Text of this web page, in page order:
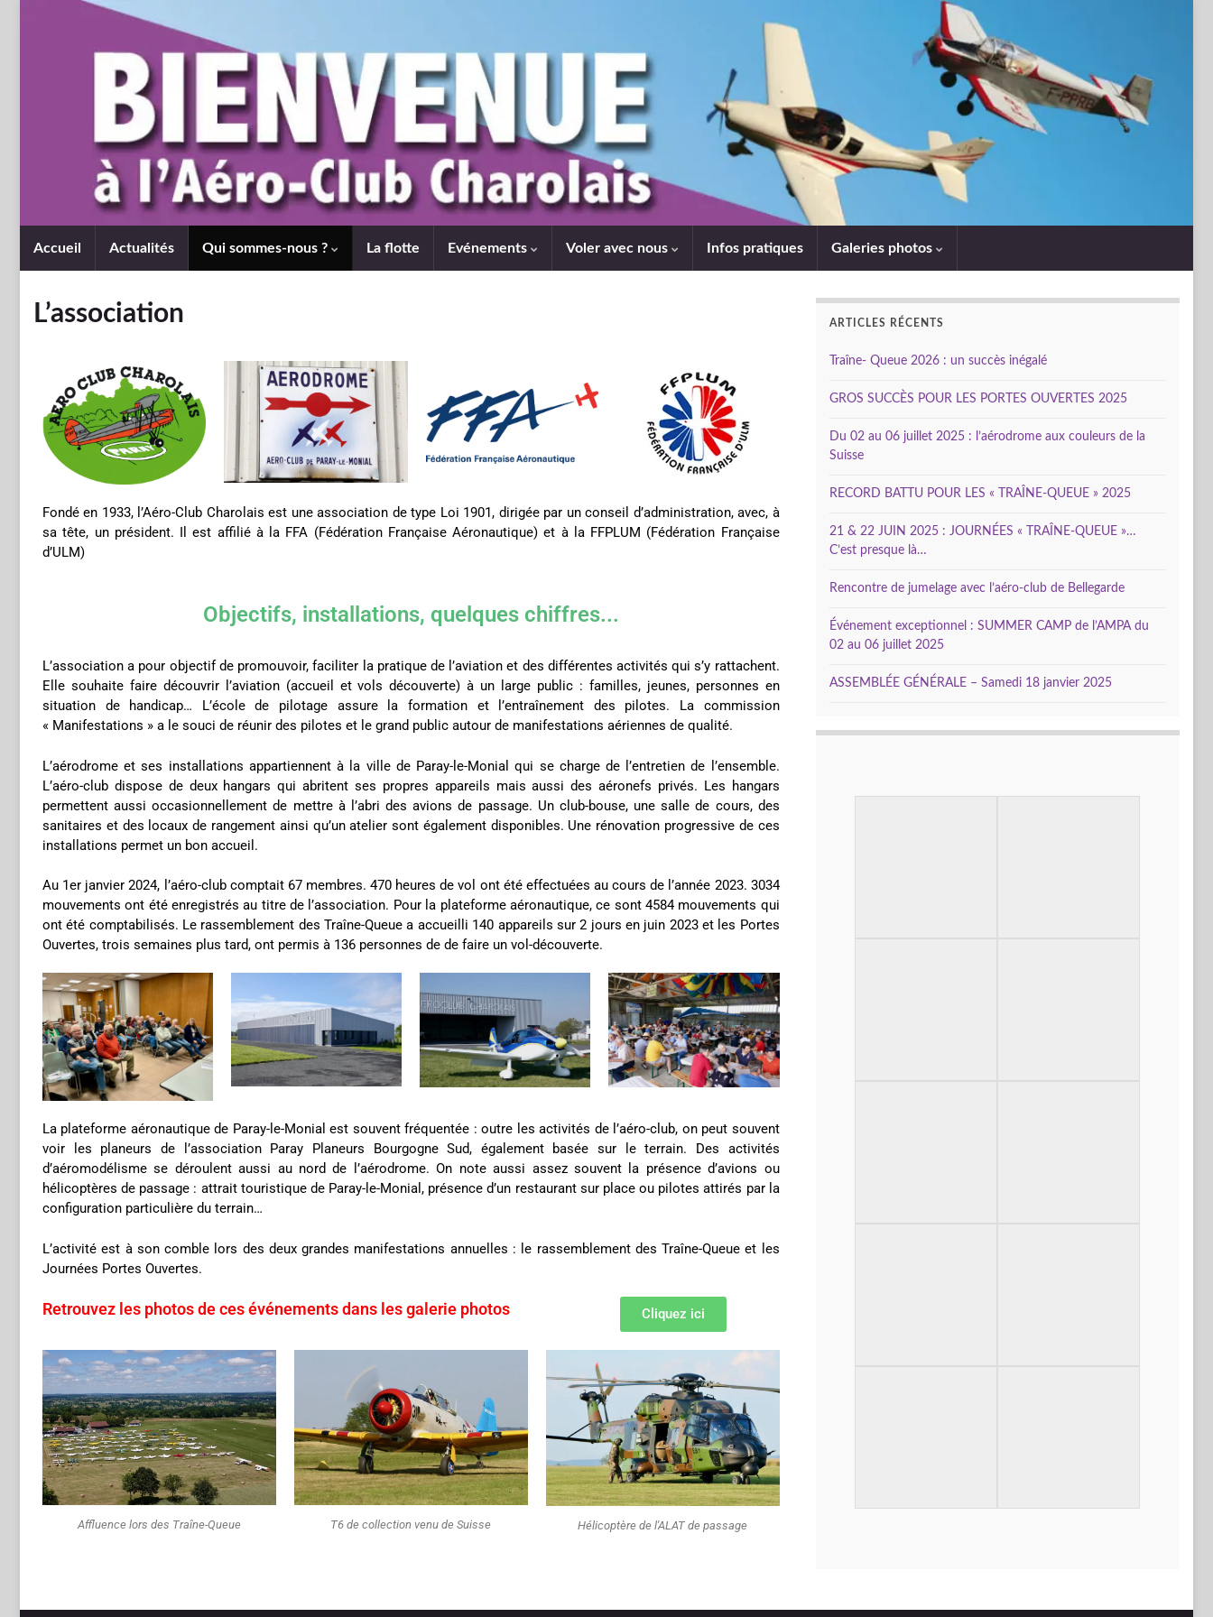
Accueil Actualités Qui sommes-nous ? La flotte Evénements Voler avec nous Infos pratiques Galeries photos
L’association
Fondé en 1933, l’Aéro-Club Charolais est une association de type Loi 1901, dirigée par un conseil d’administration, avec, à
sa tête, un président. Il est affilié à la FFA (Fédération Française Aéronautique) et à la FFPLUM (Fédération Française
d’ULM)
Objectifs, installations, quelques chiffres...
L’association a pour objectif de promouvoir, faciliter la pratique de l’aviation et des différentes activités qui s’y rattachent.
Elle souhaite faire découvrir l’aviation (accueil et vols découverte) à un large public : familles, jeunes, personnes en
situation de handicap… L’école de pilotage assure la formation et l’entraînement des pilotes. La commission
« Manifestations » a le souci de réunir des pilotes et le grand public autour de manifestations aériennes de qualité.
L’aérodrome et ses installations appartiennent à la ville de Paray-le-Monial qui se charge de l’entretien de l’ensemble.
L’aéro-club dispose de deux hangars qui abritent ses propres appareils mais aussi des aéronefs privés. Les hangars
permettent aussi occasionnellement de mettre à l’abri des avions de passage. Un club-bouse, une salle de cours, des
sanitaires et des locaux de rangement ainsi qu’un atelier sont également disponibles. Une rénovation progressive de ces
installations permet un bon accueil.
Au 1er janvier 2024, l’aéro-club comptait 67 membres. 470 heures de vol ont été effectuées au cours de l’année 2023. 3034
mouvements ont été enregistrés au titre de l’association. Pour la plateforme aéronautique, ce sont 4584 mouvements qui
ont été comptabilisés. Le rassemblement des Traîne-Queue a accueilli 140 appareils sur 2 jours en juin 2023 et les Portes
Ouvertes, trois semaines plus tard, ont permis à 136 personnes de de faire un vol-découverte.
La plateforme aéronautique de Paray-le-Monial est souvent fréquentée : outre les activités de l’aéro-club, on peut souvent
voir les planeurs de l’association Paray Planeurs Bourgogne Sud, également basée sur le terrain. Des activités
d’aéromodélisme se déroulent aussi au nord de l’aérodrome. On note aussi assez souvent la présence d’avions ou
hélicoptères de passage : attrait touristique de Paray-le-Monial, présence d’un restaurant sur place ou pilotes attirés par la
configuration particulière du terrain…
L’activité est à son comble lors des deux grandes manifestations annuelles : le rassemblement des Traîne-Queue et les
Journées Portes Ouvertes.
Retrouvez les photos de ces événements dans les galerie photos Cliquez ici
Affluence lors des Traîne-Queue T6 de collection venu de Suisse Hélicoptère de l'ALAT de passage
ARTICLES RÉCENTS
Traîne- Queue 2026 : un succès inégalé
GROS SUCCÈS POUR LES PORTES OUVERTES 2025
Du 02 au 06 juillet 2025 : l’aérodrome aux couleurs de la
Suisse
RECORD BATTU POUR LES « TRAÎNE-QUEUE » 2025
21 & 22 JUIN 2025 : JOURNÉES « TRAÎNE-QUEUE »…
C’est presque là…
Rencontre de jumelage avec l’aéro-club de Bellegarde
Événement exceptionnel : SUMMER CAMP de l’AMPA du
02 au 06 juillet 2025
ASSEMBLÉE GÉNÉRALE – Samedi 18 janvier 2025